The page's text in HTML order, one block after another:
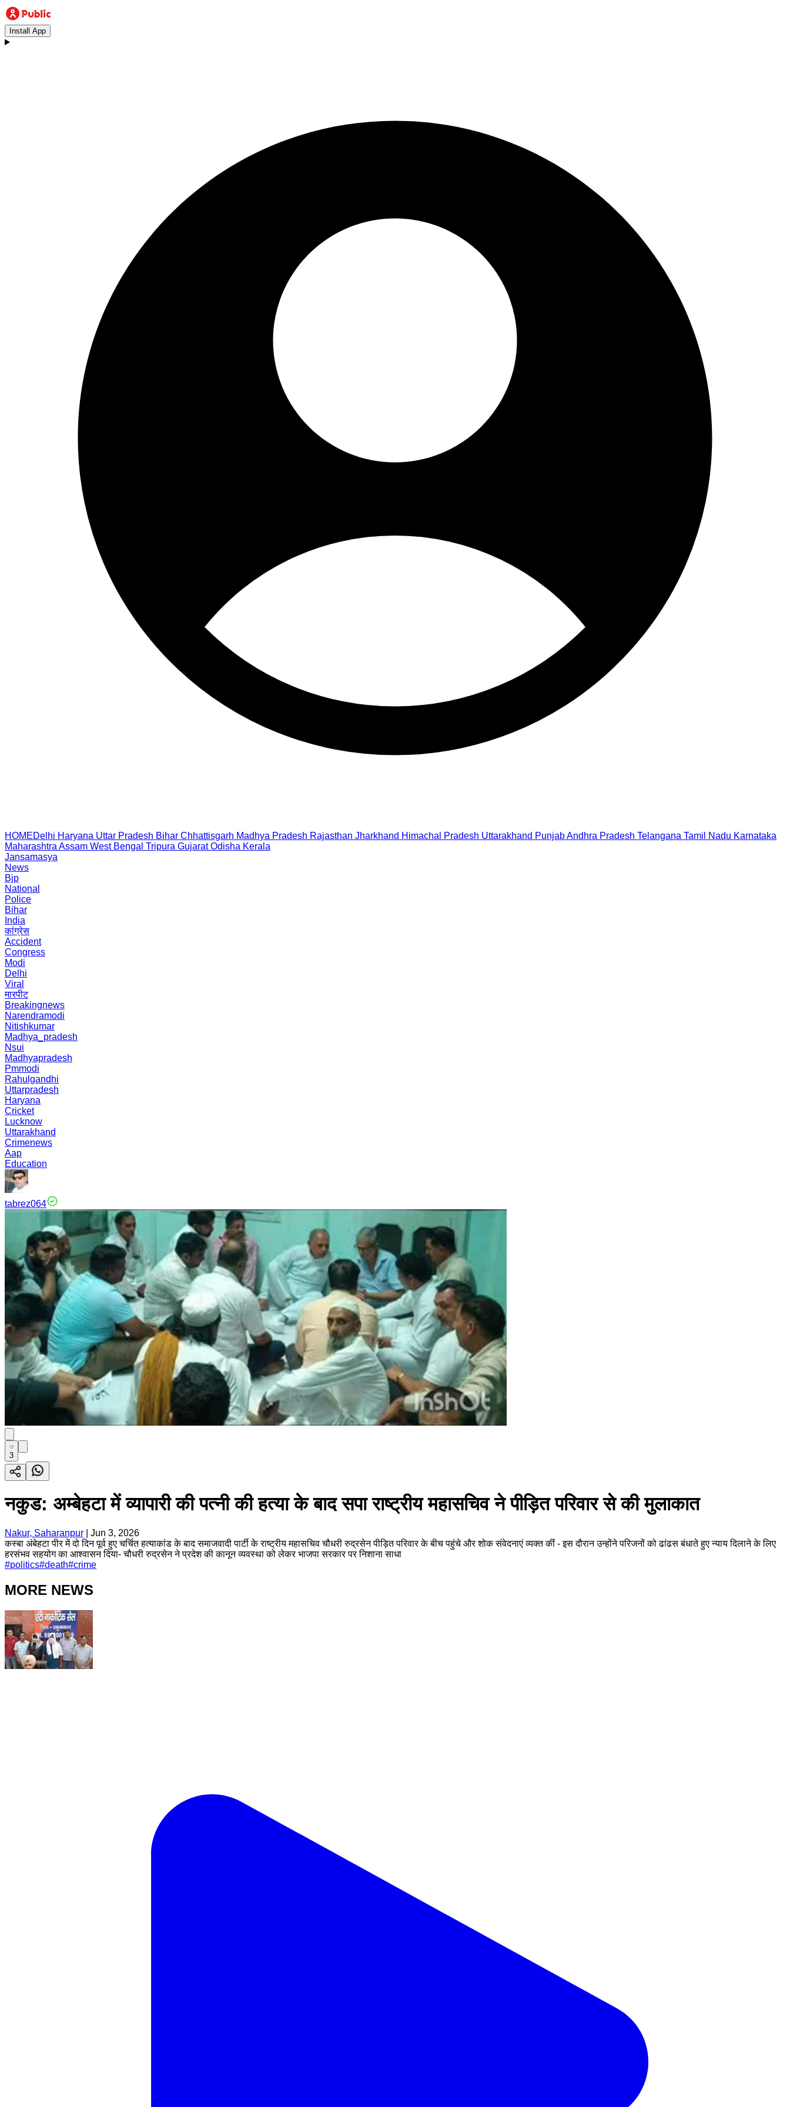
Install App
HOMEDelhi Haryana Uttar Pradesh Bihar Chhattisgarh Madhya Pradesh Rajasthan Jharkhand Himachal Pradesh Uttarakhand PunjabAndhra Pradesh Telangana Tamil Nadu Karnataka
Maharashtra Assam West Bengal Tripura Gujarat Odisha Kerala
Jansamasya
News
Bjp
National
Police
Bihar
India
कांग्रेस
Accident
Congress
Modi
Delhi
Viral
मारपीट
Breakingnews
Narendramodi
Nitishkumar
Madhya_pradesh
Nsui
Madhyapradesh
Pmmodi
Rahulgandhi
Uttarpradesh
Haryana
Cricket
Lucknow
Uttarakhand
Crimenews
Aap
Education
tabrez064
3
नकुड: अम्बेहटा में व्यापारी की पत्नी की हत्या के बाद सपा राष्ट्रीय महासचिव ने पीड़ित परिवार से की मुलाकात
Nakur, Saharanpur
Jun 3, 2026
कस्बा अंबेहटा पीर में दो दिन पूर्व हुए चर्चित हत्याकांड के बाद समाजवादी पार्टी के राष्ट्रीय महासचिव चौधरी रुद्रसेन पीड़ित परिवार के बीच पहुंचे और शोक संवेदनाएं व्यक्त कीं - इस दौरान उन्होंने परिजनों को ढांढस बंधाते हुए न्याय दिलाने के लिए
हरसंभव सहयोग का आश्वासन दिया- चौधरी रुद्रसेन ने प्रदेश की कानून व्यवस्था को लेकर भाजपा सरकार पर निशाना साधा
#politics#death#crime
MORE NEWS